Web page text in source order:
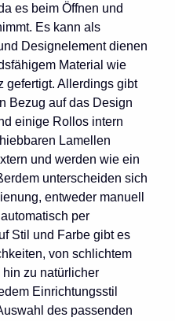
es beim Öffnen und
Es kann als
Designelement dienen
Material wie
gefertigt. Allerdings gibt
Bezug auf das Design
einige Rollos intern
Lamellen
und werden wie ein
unterscheiden sich
entweder manuell
per
Stil und Farbe gibt es
von schlichtem
zu natürlicher
Einrichtungsstil
des passenden